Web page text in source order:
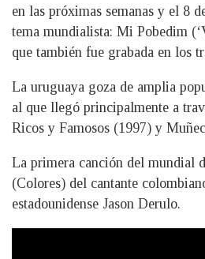
en las próximas semanas y el 8
tema mundialista: Mi Pobedim
que también fue grabada en los
La uruguaya goza de amplia
al que llegó principalmente a
Ricos y Famosos (1997) y
La primera canción del mundial
(Colores) del cantante
estadounidense Jason Derulo.